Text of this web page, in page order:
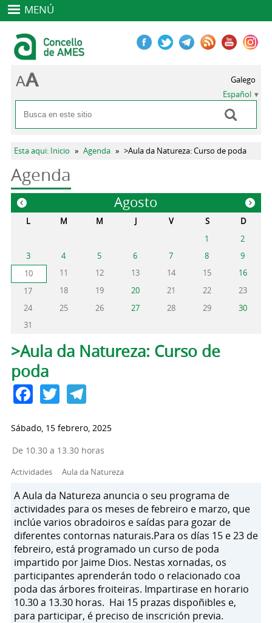
MENÚ
Formulario de búsqueda
Buscar
Galego
Español
Se encuentra usted aquí
Esta aqui: Inicio » Agenda » >Aula da Natureza: Curso de poda
Agenda
Agosto
« »
L M M J V S
D
1
2
3
4 5 6 7 8
9
10
11 12 13 14 15
16
17
18 19 20 21 22
23
24
25 26 27 28 29
30
31
Solapas principales
>Aula da Natureza: Curso de
poda
Facebook
TwitterTelegram
Sábado, 15 febrero, 2025
De 10.30 a 13.30 horas
Actividades Aula da Natureza
A Aula da Natureza anuncia o seu programa de
actividades para os meses de febreiro e marzo, que
inclúe varios obradoiros e saídas para gozar de
diferentes contornas naturais.Para os días 15 e 23 de
febreiro, está programado un curso de poda
impartido por Jaime Dios. Nestas xornadas, os
participantes aprenderán todo o relacionado coa
poda das árbores froiteiras. Impartirase en horario
10.30 a 13.30 horas. Hai 15 prazas dispoñibles e,
para participar, é preciso de inscrición previa.